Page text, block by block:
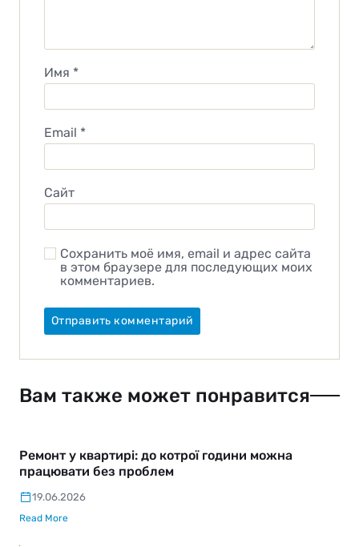
Имя *
Email *
Сайт
Сохранить моё имя, email и адрес сайта
в этом браузере для последующих моих
комментариев.
Вам также может понравится
Ремонт у квартирі: до котрої години можна
працювати без проблем
19.06.2026
Read More